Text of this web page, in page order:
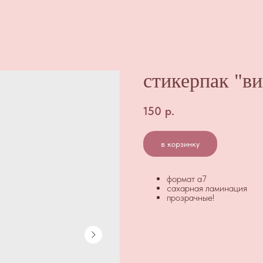
стикерпак
150 р.
в корзинку
формат а7
сахарная ламинация
прозрачные!